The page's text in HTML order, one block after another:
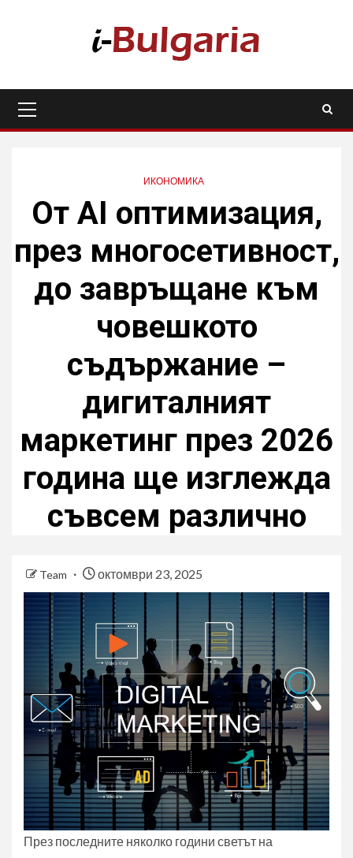
Menu
ИКОНОМИКА
От AI оптимизация,
през многосетивност,
до завръщане към
човешкото
съдържание –
дигиталният
маркетинг през 2026
година ще изглежда
съвсем различно
Team октомври 23, 2025
През последните няколко години светът на